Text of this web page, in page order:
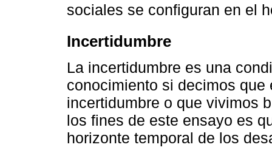
sociales se configuran en el
Incertidumbre
La incertidumbre es una
conocimiento si decimos
incertidumbre o que vivimos
los fines de este ensayo es
horizonte temporal de los